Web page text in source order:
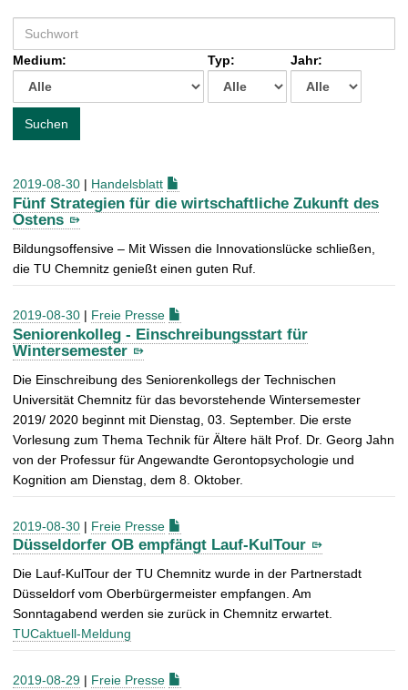
u
c
e
h
:
Medium: Typ: Jahr:
Suchen
2019-08-30 | Handelsblatt
Fünf Strategien für die wirtschaftliche Zukunft des
Ostens
Bildungsoffensive – Mit Wissen die Innovationslücke schließen,
die TU Chemnitz genießt einen guten Ruf.
2019-08-30 | Freie Presse
Seniorenkolleg - Einschreibungsstart für
Wintersemester
Die Einschreibung des Seniorenkollegs der Technischen
Universität Chemnitz für das bevorstehende Wintersemester
2019/ 2020 beginnt mit Dienstag, 03. September. Die erste
Vorlesung zum Thema Technik für Ältere hält Prof. Dr. Georg Jahn
von der Professur für Angewandte Gerontopsychologie und
Kognition am Dienstag, dem 8. Oktober.
2019-08-30 | Freie Presse
Düsseldorfer OB empfängt Lauf-KulTour
Die Lauf-KulTour der TU Chemnitz wurde in der Partnerstadt
Düsseldorf vom Oberbürgermeister empfangen. Am
Sonntagabend werden sie zurück in Chemnitz erwartet.
TUCaktuell-Meldung
2019-08-29 | Freie Presse